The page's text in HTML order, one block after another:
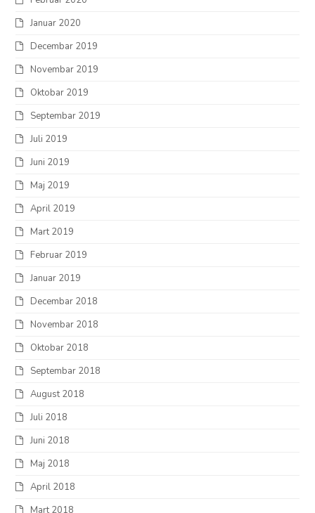
Januar 2020
Decembar 2019
Novembar 2019
Oktobar 2019
Septembar 2019
Juli 2019
Juni 2019
Maj 2019
April 2019
Mart 2019
Februar 2019
Januar 2019
Decembar 2018
Novembar 2018
Oktobar 2018
Septembar 2018
August 2018
Juli 2018
Juni 2018
Maj 2018
April 2018
Mart 2018